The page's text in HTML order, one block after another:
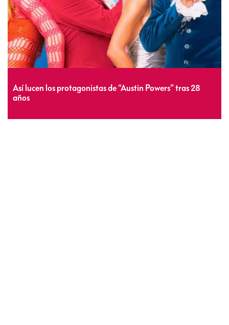
Así lucen los protagonistas de “Austin Powers” tras 28
años